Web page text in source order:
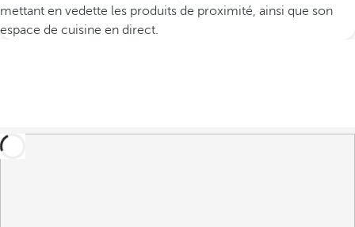
mettant en vedette les produits de proximité, ainsi que son
espace de cuisine en direct.